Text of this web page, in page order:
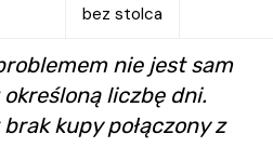
bez stolca
nie jest sam
liczbę dni.
kupy połączony z